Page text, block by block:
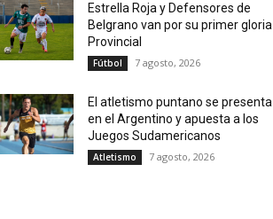
Estrella Roja y Defensores de
Belgrano van por su primer gloria
Provincial
Fútbol 7 agosto, 2026
El atletismo puntano se presenta
en el Argentino y apuesta a los
Juegos Sudamericanos
Atletismo 7 agosto, 2026